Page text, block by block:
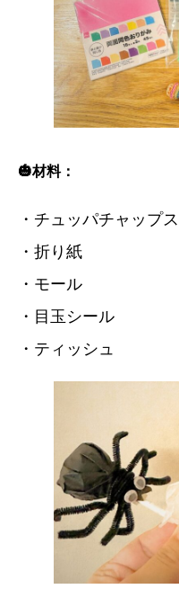
🎃材料：
・チュッパチャップス
・折り紙
・モール
・目玉シール
・ティッシュ